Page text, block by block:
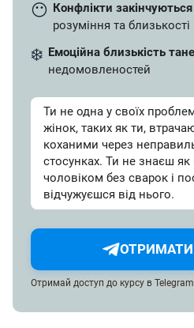
😶 Конфлікти
розуміння та близькості
❄️ Емоційна близькість тане
недомовленостей
Ти не одна у своїх
жінок, таких як ти,
коханими через
стосунках. Ти не знаєш як
чоловіком без сварок і
відчужуєшся від нього.
Отримай доступ до курсу в Telegram